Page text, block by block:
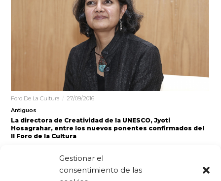
Gestionar el
consentimiento de las
Foro De La Cultura
27/09/2016
Antiguos
La directora de Creatividad de la UNESCO, Jyoti
Hosagrahar, entre los nuevos ponentes confirmados del
II Foro de la Cultura
Jyoti Hosagrahar El II Foro de la Cultura, que se
celebrará en Burgos del 4 al 6 de noviembre,…